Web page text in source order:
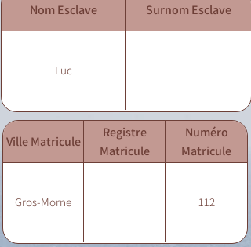
Nom Esclave Surnom Esclave
Luc
Ville Matricule
Registre
Matricule
Numéro
Matricule
Gros-Morne 112